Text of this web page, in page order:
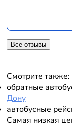
Все отзывы
Смотрите также:
обратные
Дону
автобусные
Самая низкая